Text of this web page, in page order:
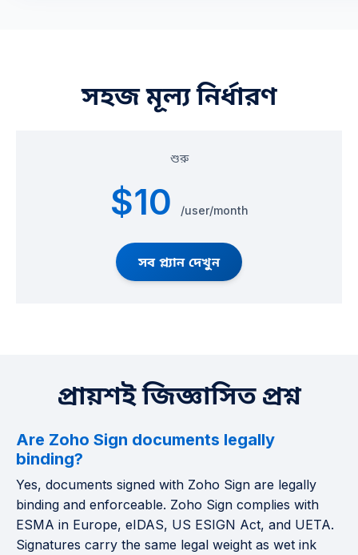
সহজ মূল্য নির্ধারণ
শুরু
$10 /user/month
সব প্ল্যান দেখুন
প্রায়শই জিজ্ঞাসিত প্রশ্ন
Are Zoho Sign documents legally
binding?
Yes, documents signed with Zoho Sign are legally
binding and enforceable. Zoho Sign complies with
ESMA in Europe, eIDAS, US ESIGN Act, and UETA.
Signatures carry the same legal weight as wet ink